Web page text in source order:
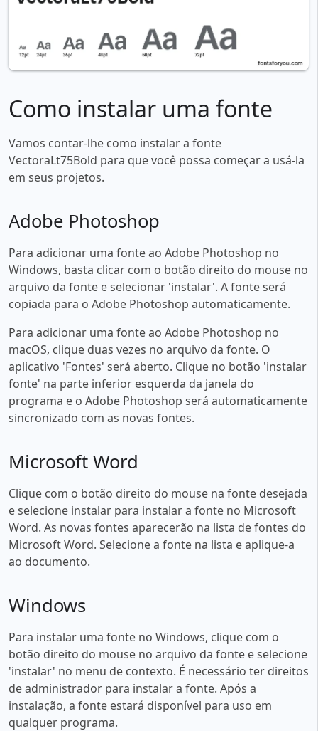
Como instalar uma fonte
Vamos contar-lhe como instalar a fonte
VectoraLt75Bold para que você possa começar a usá-la
em seus projetos.
Adobe Photoshop
Para adicionar uma fonte ao Adobe Photoshop no
Windows, basta clicar com o botão direito do mouse no
arquivo da fonte e selecionar 'instalar'. A fonte será
copiada para o Adobe Photoshop automaticamente.
Para adicionar uma fonte ao Adobe Photoshop no
macOS, clique duas vezes no arquivo da fonte. O
aplicativo 'Fontes' será aberto. Clique no botão 'instalar
fonte' na parte inferior esquerda da janela do
programa e o Adobe Photoshop será automaticamente
sincronizado com as novas fontes.
Microsoft Word
Clique com o botão direito do mouse na fonte desejada
e selecione instalar para instalar a fonte no Microsoft
Word. As novas fontes aparecerão na lista de fontes do
Microsoft Word. Selecione a fonte na lista e aplique-a
ao documento.
Windows
Para instalar uma fonte no Windows, clique com o
botão direito do mouse no arquivo da fonte e selecione
'instalar' no menu de contexto. É necessário ter direitos
de administrador para instalar a fonte. Após a
instalação, a fonte estará disponível para uso em
qualquer programa.